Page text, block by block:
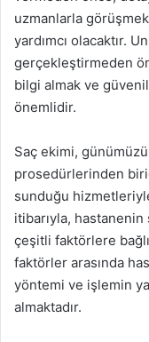
uzmanlarla
yardımcı olacaktır.
gerçekleştirmeden
bilgi almak ve
önemlidir.
Saç ekimi,
prosedürlerinden
sunduğu
itibarıyla,
çeşitli faktörlere
faktörler arasında
yöntemi ve işlemin
almaktadır.